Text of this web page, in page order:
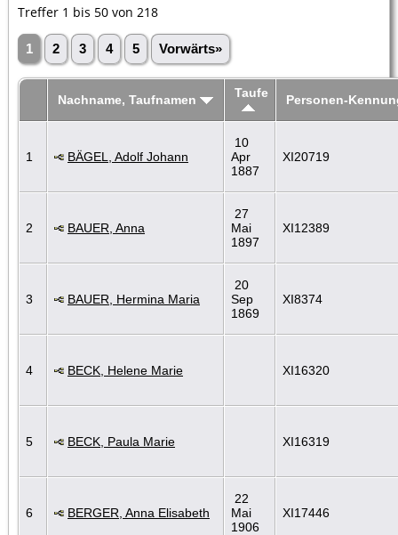
Treffer 1 bis 50 von 218
1 2 3 4 5 Vorwärts»
Nachname, Taufnamen Taufe Personen-
1 BÄGEL, Adolf Johann
10
Apr
1887
XI20719
2 BAUER, Anna
27
Mai
1897
XI12389
3 BAUER, Hermina Maria
20
Sep
1869
XI8374
4 BECK, Helene Marie XI16320
5 BECK, Paula Marie XI16319
6 BERGER, Anna Elisabeth
22
Mai
1906
XI17446